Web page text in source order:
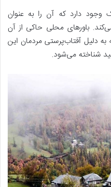
وجود دارد که آن را به عنوان
باورهای محلی حاکی از آن
دلیل آفتاب‌پرستی مردمان این
شناخته می‌شود.